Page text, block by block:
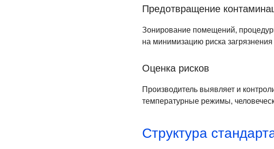
Предотвращение
Зонирование помещений,
на минимизацию риска загрязнения
Оценка рисков
Производитель выявляет и
температурные режимы,
Структура